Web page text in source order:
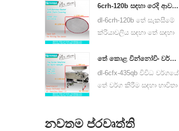
භාවිතා කළ හැකිය,
අභ්යන්තරයේ විෂ්කම්භය
50cm, වැඩිම උෂ්ණත්වය
පැයට කිලෝ 25 ක තේ
6crh-120b සඳහා රෙදි ආවරණ සමග තේ කොළ මෘදු උණ බූම්බයක්
dl-6crh-120b තේ සැකසීමේ
ක්රියාවලිය සඳහා තේ සඳහා
සඳහා ප්රධාන වශයෙන්
යොදා ගන්නා රෙදි කඩ සහිත
බම්බු වැනි මෘදු බෑගයක්.
තේ කොළ වින්නෝවිං වර්ග කිරීමේ යන්ත්‍රය dl-6cfx-435qb
dl-6cfx-435qb විවිධ වර්ගයේ
තේ වර්ග කිරීම සඳහා භාවිතා
පිරිවිතරයන්ගෙන් යුත් තේ
නවතම ප්රවෘත්ති